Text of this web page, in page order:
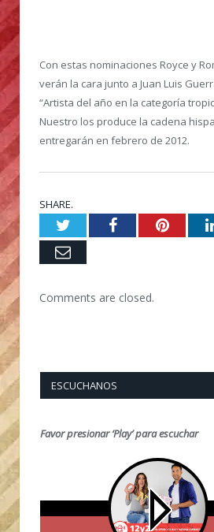
Con estas nominaciones Royce y
verán la cara junto a Juan Luis
“Artista del año en la categoría
Nuestro los produce la cadena
entregarán en febrero de 2012.
SHARE.
TwitterFacebook
Email
Comments are closed.
ESCUCHANOS
Favor presionar ‘Play’ para escuchar